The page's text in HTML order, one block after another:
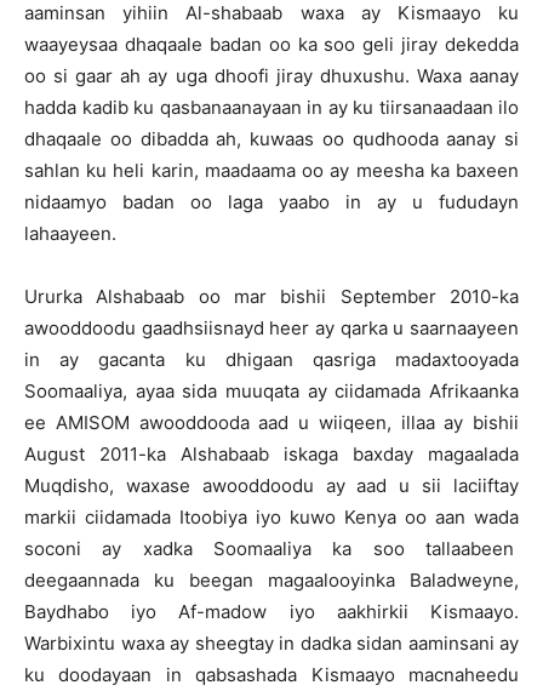
aaminsan yihiin Al-shabaab waxa ay Kismaayo ku
waayeysaa dhaqaale badan oo ka soo geli jiray dekedda
oo si gaar ah ay uga dhoofi jiray dhuxushu. Waxa aanay
hadda kadib ku qasbanaanayaan in ay ku tiirsanaadaan ilo
dhaqaale oo dibadda ah, kuwaas oo qudhooda aanay si
sahlan ku heli karin, maadaama oo ay meesha ka baxeen
nidaamyo badan oo laga yaabo in ay u fududayn
lahaayeen.
Ururka Alshabaab oo mar bishii September 2010-ka
awooddoodu gaadhsiisnayd heer ay qarka u saarnaayeen
in ay gacanta ku dhigaan qasriga madaxtooyada
Soomaaliya, ayaa sida muuqata ay ciidamada Afrikaanka
ee AMISOM awooddooda aad u wiiqeen, illaa ay bishii
August 2011-ka Alshabaab iskaga baxday magaalada
Muqdisho, waxase awooddoodu ay aad u sii laciiftay
markii ciidamada Itoobiya iyo kuwo Kenya oo aan wada
soconi ay xadka Soomaaliya ka soo tallaabeen
deegaannada ku beegan magaalooyinka Baladweyne,
Baydhabo iyo Af-madow iyo aakhirkii Kismaayo.
Warbixintu waxa ay sheegtay in dadka sidan aaminsani ay
ku doodayaan in qabsashada Kismaayo macnaheedu